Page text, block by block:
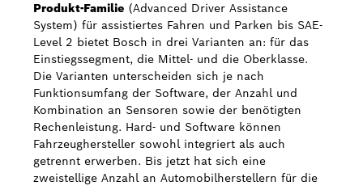
Produkt-Familie (Advanced Driver Assistance
System) für assistiertes Fahren und Parken bis SAE-
Level 2 bietet Bosch in drei Varianten an: für das
Einstiegssegment, die Mittel- und die Oberklasse.
Die Varianten unterscheiden sich je nach
Funktionsumfang der Software, der Anzahl und
Kombination an Sensoren sowie der benötigten
Rechenleistung. Hard- und Software können
Fahrzeughersteller sowohl integriert als auch
getrennt erwerben. Bis jetzt hat sich eine
zweistellige Anzahl an Automobilherstellern für die